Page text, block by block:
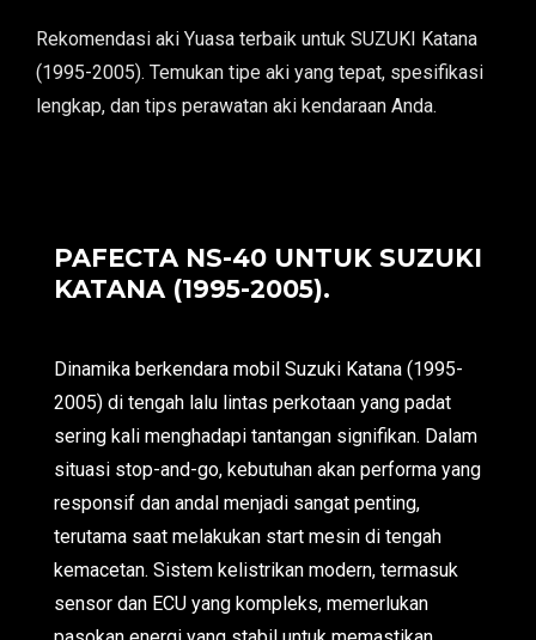
Rekomendasi aki Yuasa terbaik untuk SUZUKI Katana
(1995-2005). Temukan tipe aki yang tepat, spesifikasi
lengkap, dan tips perawatan aki kendaraan Anda.
PAFECTA NS-40 UNTUK SUZUKI
KATANA (1995-2005).
Dinamika berkendara mobil Suzuki Katana (1995-
2005) di tengah lalu lintas perkotaan yang padat
sering kali menghadapi tantangan signifikan. Dalam
situasi stop-and-go, kebutuhan akan performa yang
responsif dan andal menjadi sangat penting,
terutama saat melakukan start mesin di tengah
kemacetan. Sistem kelistrikan modern, termasuk
sensor dan ECU yang kompleks, memerlukan